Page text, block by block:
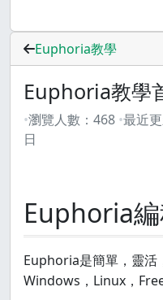
Euphoria教學
Euphoria教學
瀏覽人數： 468 最近更
日
Euphoria
Euphoria是簡單，靈活
Windows，Linux，